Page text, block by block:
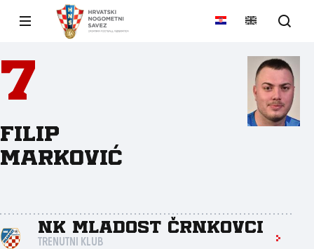
7
Filip
Marković
NK Mladost Črnkovci
TRENUTNI KLUB